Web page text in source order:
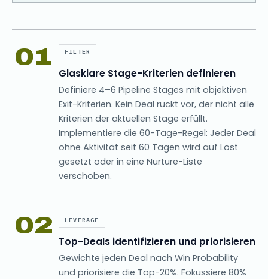
01 FILTER
Glasklare Stage-Kriterien definieren
Definiere 4–6 Pipeline Stages mit objektiven
Exit-Kriterien. Kein Deal rückt vor, der nicht alle
Kriterien der aktuellen Stage erfüllt.
Implementiere die 60-Tage-Regel: Jeder Deal
ohne Aktivität seit 60 Tagen wird auf Lost
gesetzt oder in eine Nurture-Liste
verschoben.
02 LEVERAGE
Top-Deals identifizieren und priorisieren
Gewichte jeden Deal nach Win Probability
und priorisiere die Top-20%. Fokussiere 80%